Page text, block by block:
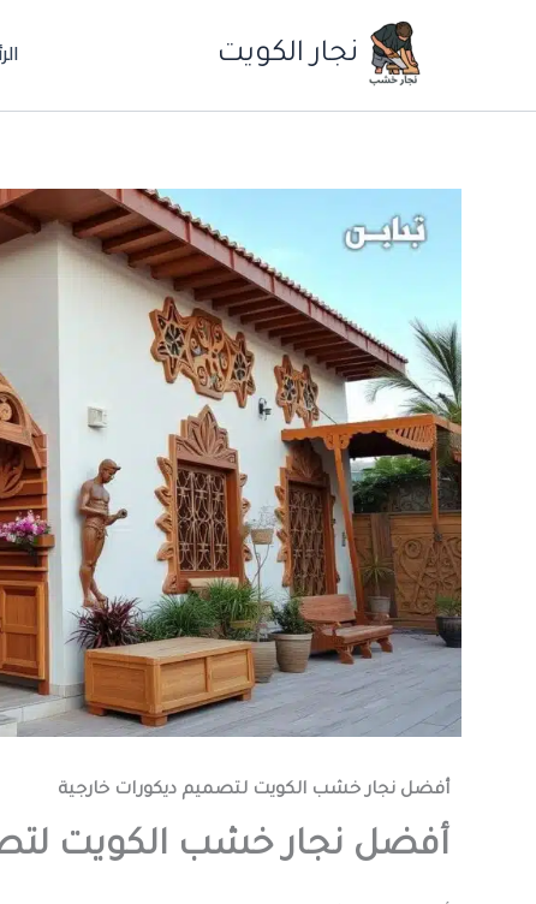
نجار الكويت
أفضل نجار خشب الكويت لتصميم ديكورات خارجية
أفضل نجار خشب الكويت